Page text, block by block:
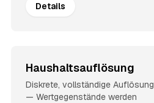
Details
Haushaltsauflösung
Diskrete, vollständige Auflösung
— Wertgegenstände werden